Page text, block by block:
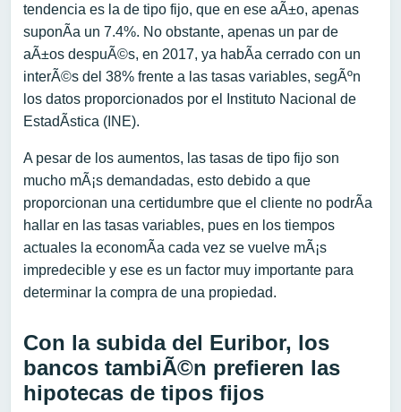
tendencia es la de tipo fijo, que en ese aÃ±o, apenas
suponÃ­a un 7.4%. No obstante, apenas un par de
aÃ±os despuÃ©s, en 2017, ya habÃ­a cerrado con un
interÃ©s del 38% frente a las tasas variables, segÃºn
los datos proporcionados por el Instituto Nacional de
EstadÃ­stica (INE).
A pesar de los aumentos, las tasas de tipo fijo son
mucho mÃ¡s demandadas, esto debido a que
proporcionan una certidumbre que el cliente no podrÃ­a
hallar en las tasas variables, pues en los tiempos
actuales la economÃ­a cada vez se vuelve mÃ¡s
impredecible y ese es un factor muy importante para
determinar la compra de una propiedad.
Con la subida del Euribor, los
bancos tambiÃ©n prefieren las
hipotecas de tipos fijos